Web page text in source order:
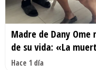
Madre de Dany
de su vida: «La
Hace 1 día